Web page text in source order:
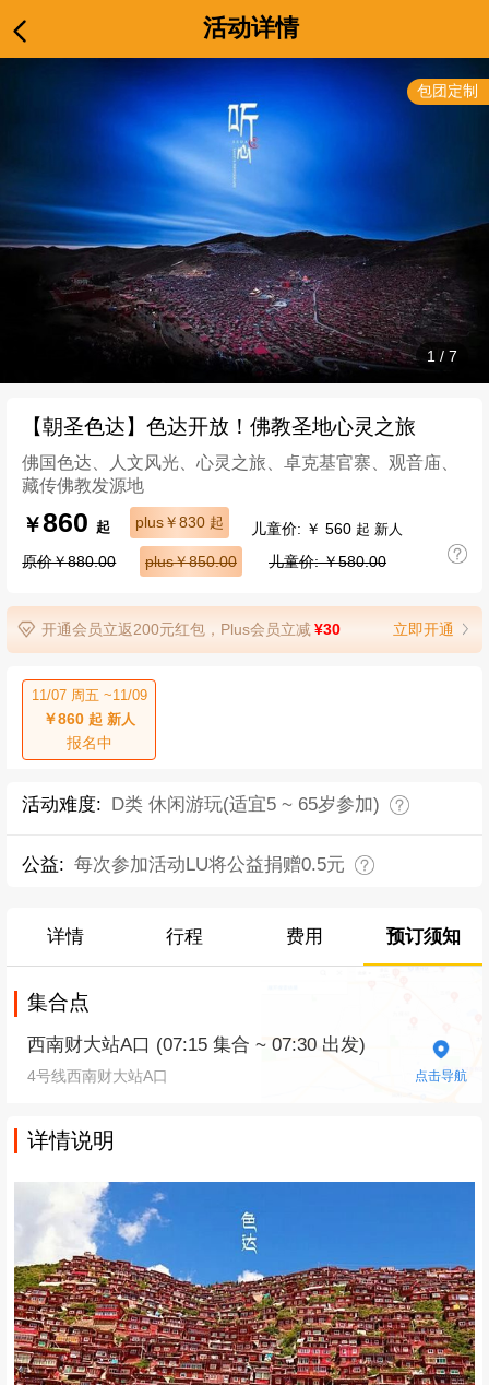
活动详情
1 / 7
【朝圣色达】色达开放！佛教圣地心灵之旅
佛国色达、人文风光、心灵之旅、卓克基官寨、观音庙、
藏传佛教发源地
￥860起 plus￥830 起 儿童价: ￥ 560 起 新人
原价￥880.00 plus￥850.00 儿童价: ￥580.00
开通会员立返200元红包，Plus会员立减¥30 立即开通
11/07 周五 ~11/09
￥860起 新人
报名中
包团定制
活动难度: D类 休闲游玩(适宜5 ~ 65岁参加)
公益: 每次参加活动LU将公益捐赠0.5元
详情 行程 费用 预订须知
集合点
西南财大站A口 (07:15 集合 ~ 07:30 出发)
4号线西南财大站A口 点击导航
详情说明